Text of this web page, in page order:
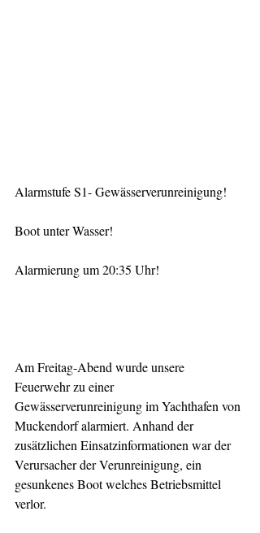
Alarmstufe S1- Gewässerverunreinigung!
Boot unter Wasser!
Alarmierung um 20:35 Uhr!
Am Freitag-Abend wurde unsere
Feuerwehr zu einer
Gewässerverunreinigung im Yachthafen von
Muckendorf alarmiert. Anhand der
zusätzlichen Einsatzinformationen war der
Verursacher der Verunreinigung, ein
gesunkenes Boot welches Betriebsmittel
verlor.